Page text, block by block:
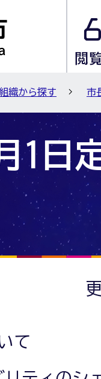
組織から探す 市
1日
て